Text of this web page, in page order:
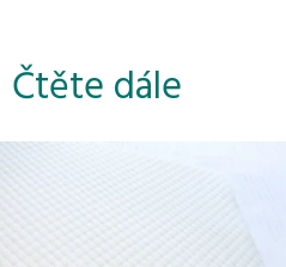
Čtěte dále